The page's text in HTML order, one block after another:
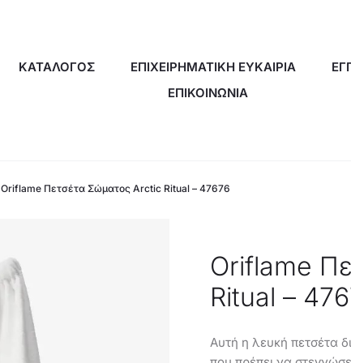
ΚΑΤΑΛΟΓΟΣ ΕΠΙΧΕΙΡΗΜΑΤΙΚΗ ΕΥΚΑΙΡΙΑ
ΕΠΙΚΟΙΝΩΝΙΑ
Oriflame Πετσέτα Σώματος Arctic Ritual – 47676
Oriflame
Ritual –
Αυτή η λευκή πετσέτα